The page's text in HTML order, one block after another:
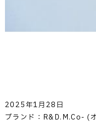
2025年1月28日
ブランド：R&D.M.Co- (